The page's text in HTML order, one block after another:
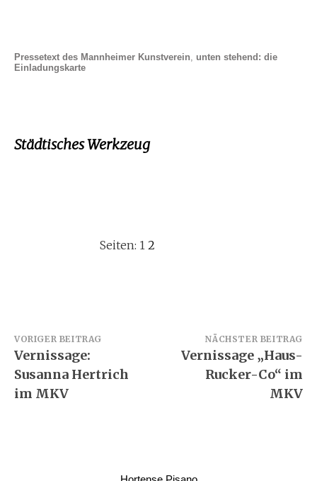
Pressetext des Mannheimer Kunstverein, unten stehend: die
Einladungskarte
Städtisches Werkzeug
Seiten: 1 2
Beitragsnavigation
VORIGER BEITRAG
Vernissage:
Susanna Hertrich
im MKV
NÄCHSTER BEITRAG
Vernissage „Haus-
Rucker-Co“ im
MKV